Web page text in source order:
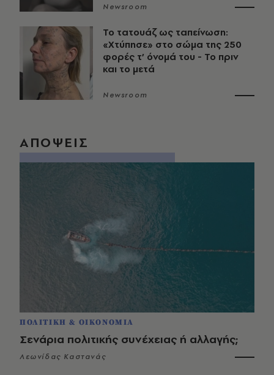
Newsroom
Το τατουάζ ως ταπείνωση:
«Χτύπησε» στο σώμα της 250
φορές τ’ όνομά του - Το πριν
και το μετά
Newsroom
ΑΠΟΨΕΙΣ
ΠΟΛΙΤΙΚΗ & ΟΙΚΟΝΟΜΙΑ
Σενάρια πολιτικής συνέχειας ή αλλαγής;
Λεωνίδας Καστανάς